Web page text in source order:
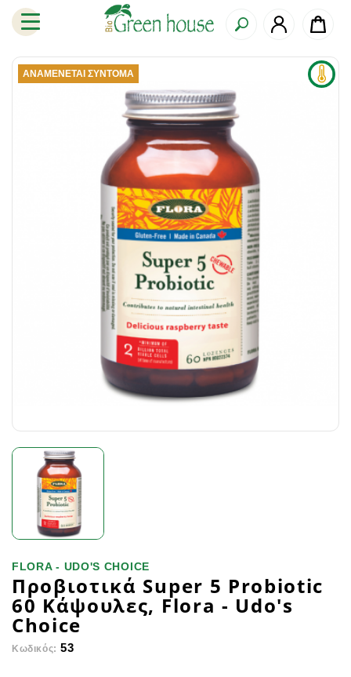
ΑΝΑΜΈΝΕΤΑΙ ΣΎΝΤΟΜΑ
FLORA - UDO'S CHOICE
Προβιοτικά Super 5 Probiotic
60 Κάψουλες, Flora - Udo's
Choice
Κωδικός: 53